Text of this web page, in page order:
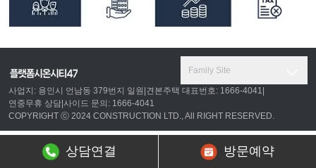
사업지: 용인시 언남동 379번지 일원 견본주택 대표번호: 1666-4041
연중무휴 상담 사이드 문의: 1666-4041
COPYRIGHT ⓒ 2024 CONSTRUCTION LTD., All RIGHT RESERVED.
Family Site
상담연결 방문예약